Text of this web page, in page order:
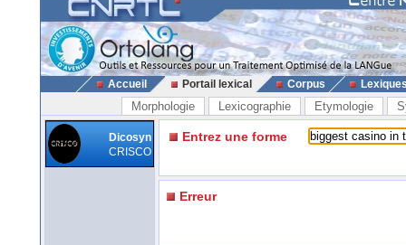
Accueil Portail lexical Corpus
Morphologie Lexicographie Etymologie
Dicosyn
CRISCO
Entrez une forme
Erreur